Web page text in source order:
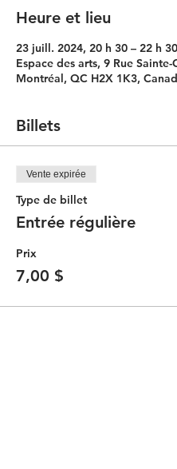
Heure et lieu
23 juill. 2024, 20 h 30 – 22 h 30
Espace des arts, 9 Rue Sainte-
Montréal, QC H2X 1K3,
Billets
Vente expirée
Type de billet
Entrée régulière
Prix
7,00 $